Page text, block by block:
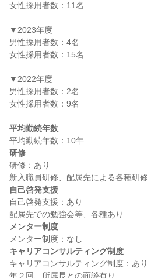
女性採用者数：11名
▼2023年度
男性採用者数：4名
女性採用者数：15名
▼2022年度
男性採用者数：2名
女性採用者数：9名
平均勤続年数
研修
研修：あり
自己啓発支援
自己啓発支援：あり
メンター制度
キャリアコンサルティング制度
キャリアコンサルティング制度：あり